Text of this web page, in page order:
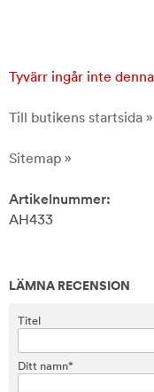
Tyvärr ingår inte
Till butikens startsida »
Sitemap »
Artikelnummer:
AH433
LÄMNA RECENSION
Titel
Ditt namn*